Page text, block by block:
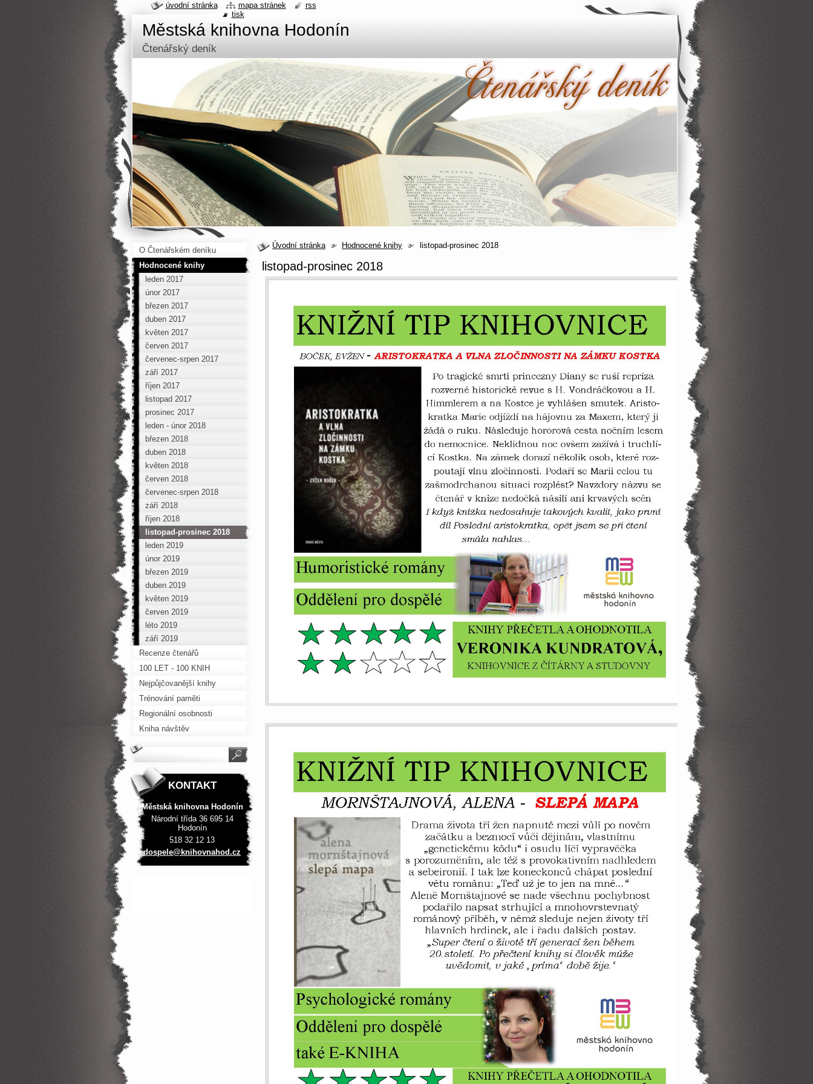
Městská knihovna Hodonín
Čtenářský deník
Úvodní stránka Hodnocené knihy listopad-prosinec 2018
listopad-prosinec 2018
O Čtenářském deníku
Hodnocené knihy
leden 2017
únor 2017
březen 2017
duben 2017
květen 2017
červen 2017
červenec-srpen 2017
září 2017
říjen 2017
listopad 2017
prosinec 2017
leden - únor 2018
březen 2018
duben 2018
květen 2018
červen 2018
červenec-srpen 2018
září 2018
říjen 2018
listopad-prosinec 2018
leden 2019
únor 2019
březen 2019
duben 2019
květen 2019
červen 2019
léto 2019
září 2019
Recenze čtenářů
100 LET - 100 KNIH
Nejpůjčovanější knihy
Trénování paměti
Regionální osobnosti
Kniha návštěv
KONTAKT
Městská knihovna Hodonín
Národní třída 36 695 14
Hodonín
518 32 12 13
dospele@ knihovnahod.cz
úvodní stránka mapa stránek
rss
tisk